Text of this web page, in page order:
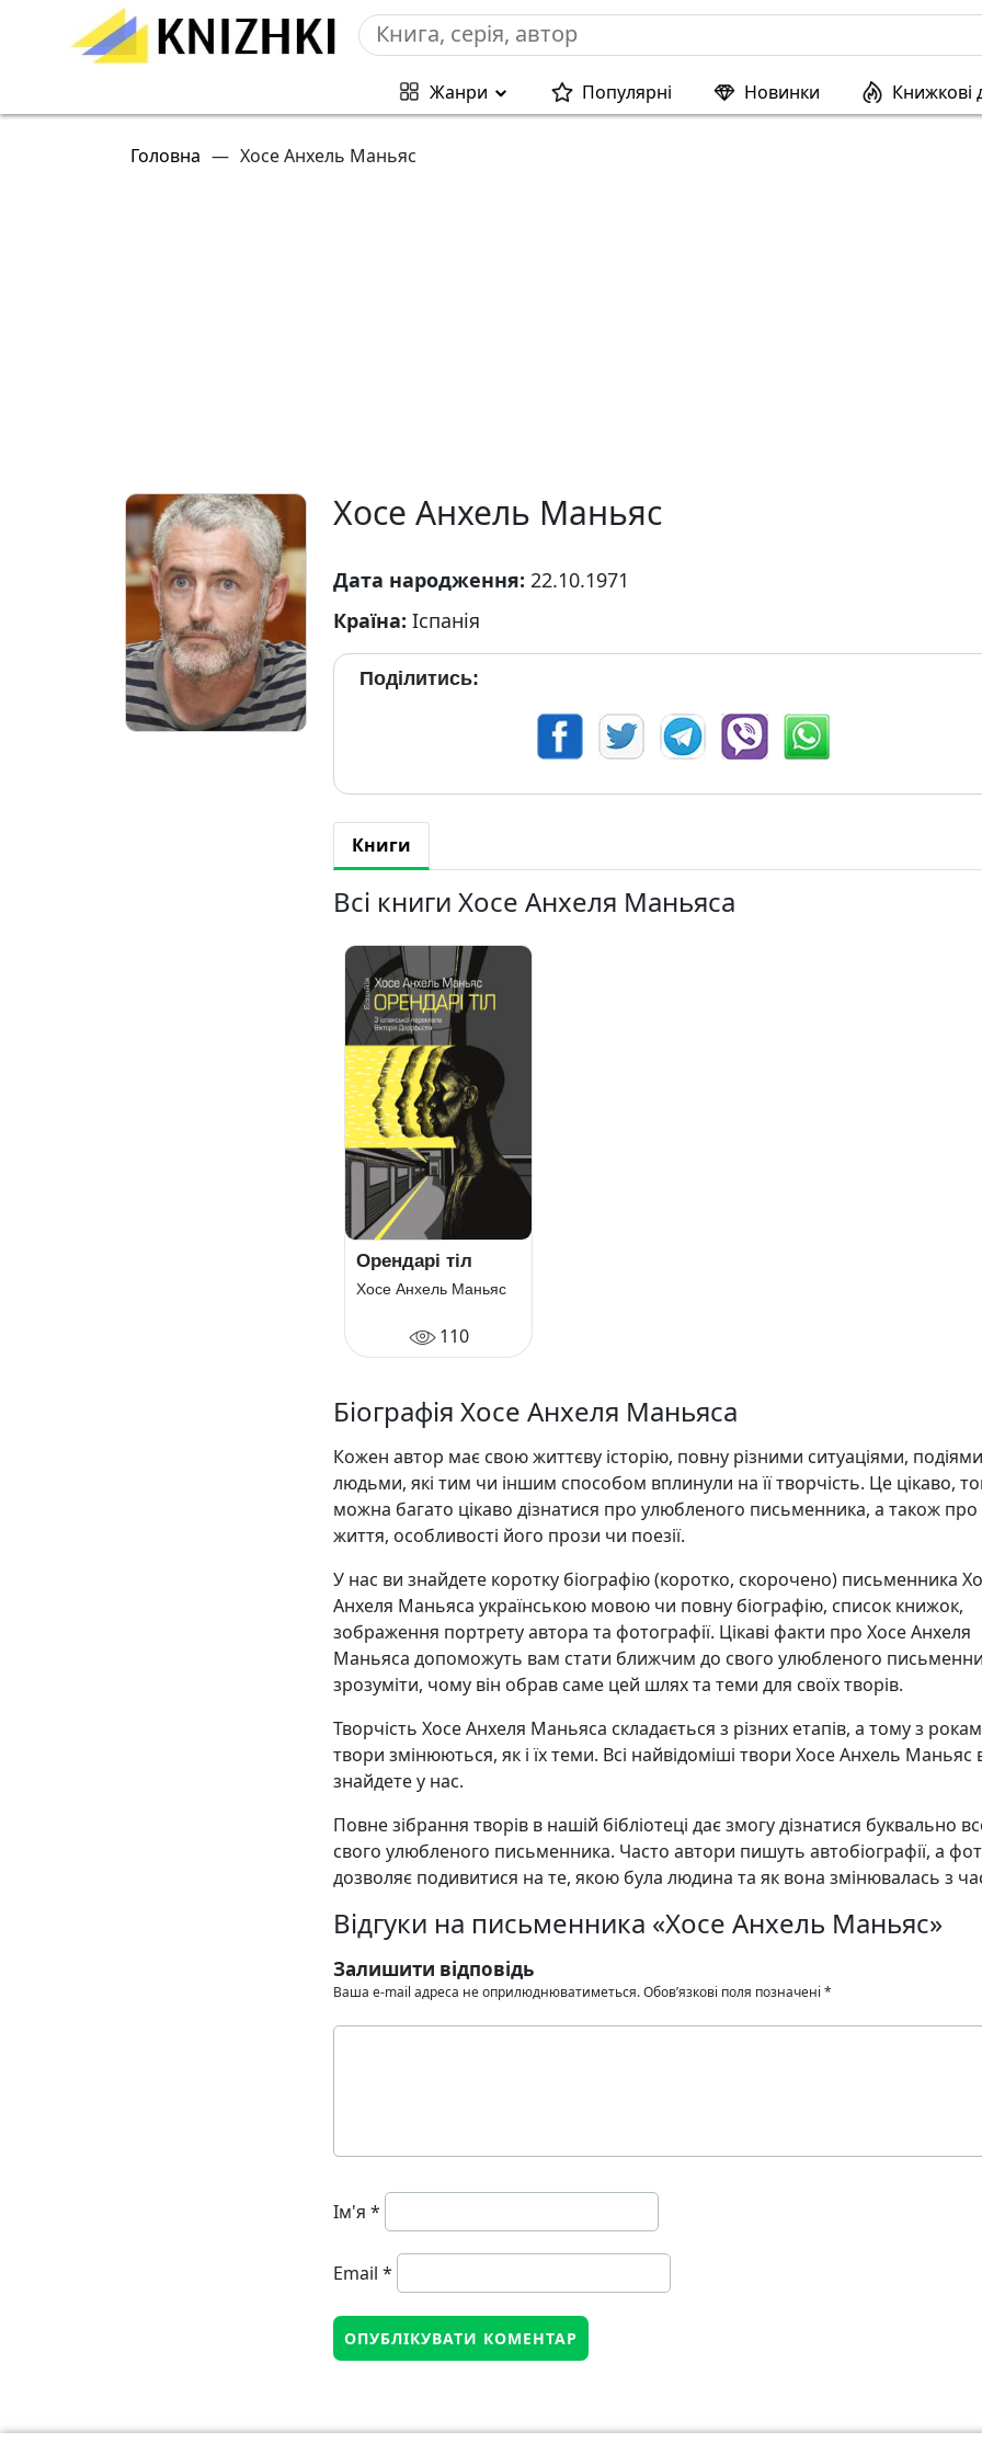
Жанри Популярні Новинки Книжкові
Головна — Хосе Анхель Маньяс
Хосе Анхель Маньяс
Дата народження: 22.10.1971
Країна: Іспанія
Поділитись:
Книги
Всі книги Хосе Анхеля Маньяса
Орендарі тіл
Хосе Анхель Маньяс
110
Біографія Хосе Анхеля Маньяса
Кожен автор має свою життєву історію, повну різними ситуаціями,
людьми, які тим чи іншим способом вплинули на її творчість. Це цікаво,
можна багато цікаво дізнатися про улюбленого письменника, а також
життя, особливості його прози чи поезії.
У нас ви знайдете коротку біографію (коротко, скорочено) письменника
Анхеля Маньяса українською мовою чи повну біографію, список книжок,
зображення портрету автора та фотографії. Цікаві факти про Хосе Анхеля
Маньяса допоможуть вам стати ближчим до свого улюбленого
зрозуміти, чому він обрав саме цей шлях та теми для своїх творів.
Творчість Хосе Анхеля Маньяса складається з різних етапів, а тому з
твори змінюються, як і їх теми. Всі найвідоміші твори Хосе Анхель Маньяс
знайдете у нас.
Повне зібрання творів в нашій бібліотеці дає змогу дізнатися буквально
свого улюбленого письменника. Часто автори пишуть автобіографії, а
дозволяє подивитися на те, якою була людина та як вона змінювалась з
Відгуки на письменника «Хосе Анхель Маньяс»
Залишити відповідь
Ваша e-mail адреса не оприлюднюватиметься.Обов’язкові поля позначені *
Ім'я *
Email *